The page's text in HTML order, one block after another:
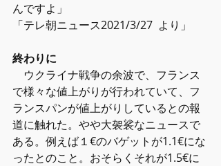
んですよ」
「テレ朝ニュース2021/3/27  より」
終わりに
ウクライナ戦争の余波で、フランス
で様々な値上がりが行われていて、フ
ランスパンが値上がりしているとの報
道に触れた。やや大袈裟なニュースで
ある。例えば１€のバゲットが1.1€にな
ったとのこと。おそらくそれが1.5€に